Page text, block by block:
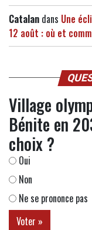
Catalan dans Une
12 août : où et
Village
Bénite en
choix ?
Oui
Non
Ne se prononce pas